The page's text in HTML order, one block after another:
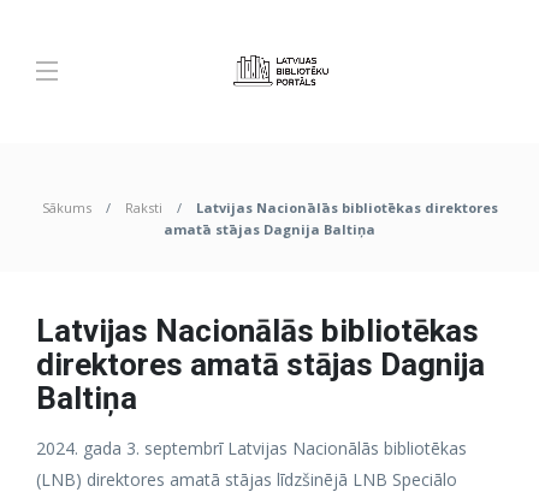
Sākums Raksti
Latvijas Nacionālās bibliotēkas direktores
amatā stājas Dagnija Baltiņa
Latvijas Nacionālās bibliotēkas
direktores amatā stājas Dagnija
Baltiņa
2024. gada 3. septembrī Latvijas Nacionālās bibliotēkas
(LNB) direktores amatā stājas līdzšinējā LNB Speciālo